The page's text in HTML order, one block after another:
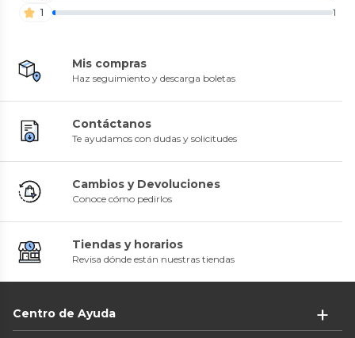
1
1
Mis compras
Haz seguimiento y descarga boletas
Contáctanos
Te ayudamos con dudas y solicitudes
Cambios y Devoluciones
Conoce cómo pedirlos
Tiendas y horarios
Revisa dónde están nuestras tiendas
Centro de Ayuda